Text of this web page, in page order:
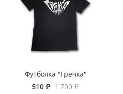
Футболка "Гречка"
510 ₽ 1 700 ₽